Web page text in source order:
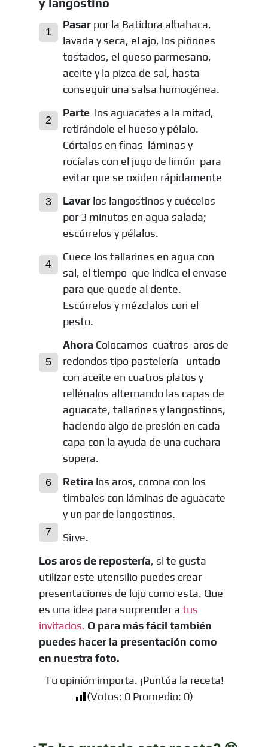
Pasarpor la Batidora albahaca,
lavada y seca, el ajo, los piñones
tostados, el queso parmesano,
aceite y la pizca de sal, hasta
conseguir una salsa homogénea.
Partelos aguacates a la mitad,
retirándole el hueso y pélalo.
Córtalos en finas láminas y
rocíalas con el jugo de limón para
evitar que se oxiden rápidamente
Lavar los langostinos y cuécelos
por 3 minutos en agua salada;
escúrrelos y pélalos.
Cuece los tallarines en agua con
sal, el tiempo que indica el envase
para que quede al dente.
Escúrrelos y mézclalos con el
pesto.
Ahora Colocamos cuatros aros de
redondos tipo pastelería untado
con aceite en cuatros platos y
rellénalos alternando las capas de
aguacate, tallarines y langostinos,
haciendo algo de presión en cada
capa con la ayuda de una cuchara
sopera.
Retira los aros, corona con los
timbales con láminas de aguacate
y un par de langostinos.
Sirve.
Los aros de repostería, si te gusta
utilizar este utensilio puedes crear
presentaciones de lujo como esta. Que
es una idea para sorprender a tus
invitados. O para más fácil también
puedes hacer la presentación como
en nuestra foto.
Tu opinión importa. ¡Puntúa la receta!
(Votos: 0 Promedio: 0)